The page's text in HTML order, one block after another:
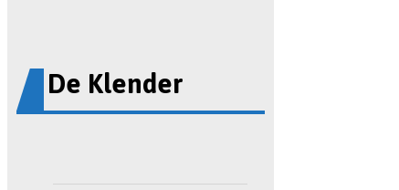
De Klender